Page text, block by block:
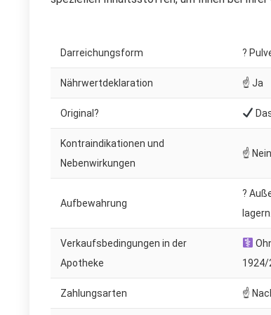
Darreichungsform ?
Nährwertdeklaration ☝ Ja
Original?
Kontraindikationen und
Nebenwirkungen
☝
Aufbewahrung
?
lagern.
Verkaufsbedingungen in der
Apotheke
1924/
Zahlungsarten ☝